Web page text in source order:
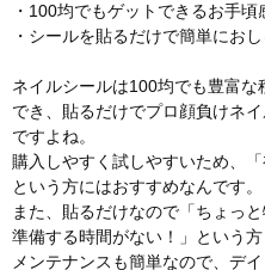
・100均でもゲットできるお手頃
・シールを貼るだけで簡単にお
ネイルシールは100均でも豊富な
でき、貼るだけでプロ顔負けネ
ですよね。
購入しやすく試しやすいため、
という方にはおすすめなんです。
また、貼るだけなので「ちょっ
準備する時間がない！」という方
メンテナンスも簡単なので、デ